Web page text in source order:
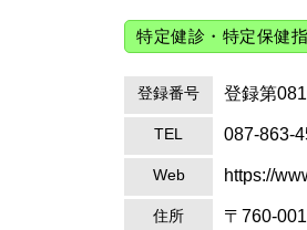
特定健診・特定保健
登録番号 登録第
TEL 087-863-
Web https://
住所 〒760-